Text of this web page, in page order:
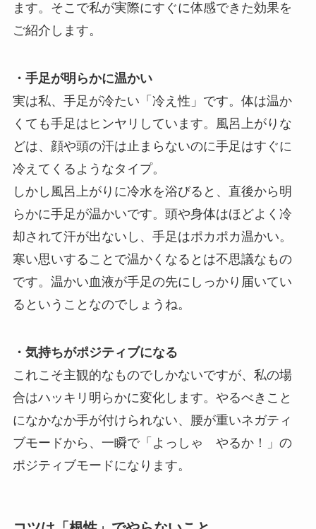
ます。そこで私が実際にすぐに体感できた効果を
ご紹介します。
・手足が明らかに温かい
実は私、手足が冷たい「冷え性」です。体は温か
くても手足はヒンヤリしています。風呂上がりな
どは、顔や頭の汗は止まらないのに手足はすぐに
冷えてくるようなタイプ。
しかし風呂上がりに冷水を浴びると、直後から明
らかに手足が温かいです。頭や身体はほどよく冷
却されて汗が出ないし、手足はポカポカ温かい。
寒い思いすることで温かくなるとは不思議なもの
です。温かい血液が手足の先にしっかり届いてい
るということなのでしょうね。
・気持ちがポジティブになる
これこそ主観的なものでしかないですが、私の場
合はハッキリ明らかに変化します。やるべきこと
になかなか手が付けられない、腰が重いネガティ
ブモードから、一瞬で「よっしゃ やるか！」の
ポジティブモードになります。